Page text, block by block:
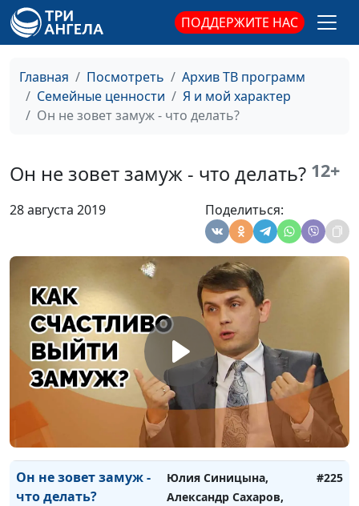
ПОДДЕРЖИТЕ НАС
Главная Посмотреть
Архив ТВ программ
Семейные ценности
Я и мой характер
Он не зовет замуж - что делать?
Он не зовет замуж - что делать? 12+
28 августа 2019 Поделиться:
интеллект? (вторая
часть)
эмоциональный
интеллект? (первая
часть)
Екатерина Куклина,
практический психолог
Преимущества и
недостатки
Александр Сахаров,
священнослужитель,
консультант по
семейным отношениям
Феминизм и
отношения
Юлия Синицына,
Александр Сахаров,
священнослужитель,
консультант по
семейным отношениям
#227
Феминизм.
Преимущества и
недостатки
Юлия Синицына,
Александр Сахаров,
священнослужитель,
консультант по
семейным отношениям
#226
Он не зовет замуж -
что делать?
Юлия Синицына,
Александр Сахаров,
#225